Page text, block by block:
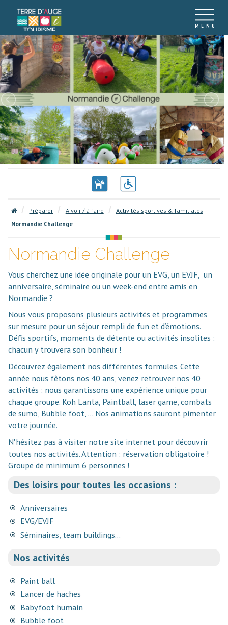
Préparer À voir / à faire
Activités sportives & familiales
Normandie Challenge
Normandie Challenge
Vous cherchez une idée originale pour un EVG, un EVJF, un
anniversaire, séminaire ou un week-end entre amis en
Normandie ?
Nous vous proposons plusieurs activités et programmes
sur mesure pour un séjour rempli de fun et d’émotions.
Défis sportifs, moments de détente ou activités insolites :
chacun y trouvera son bonheur !
Découvrez également nos différentes formules. Cette
année nous fêtons nos 40 ans, venez retrouver nos 40
activités : nous garantissons une expérience unique pour
chaque groupe. Koh Lanta, Paintball, laser game, combats
de sumo, Bubble foot, … Nos animations sauront pimenter
votre journée.
N'hésitez pas à visiter notre site internet pour découvrir
toutes nos activités. Attention : réservation obligatoire !
Groupe de minimum 6 personnes !
Des loisirs pour toutes les occasions :
Anniversaires
EVG/EVJF
Séminaires, team buildings...
Nos activités
Paint ball
Lancer de haches
Babyfoot humain
Bubble foot